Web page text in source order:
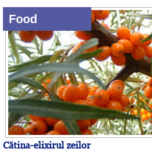
Food
Cătina-elixirul zeilor